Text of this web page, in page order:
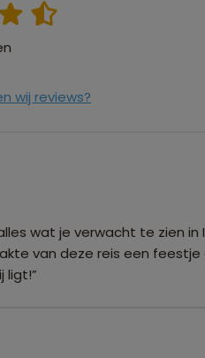
wij reviews?
wat je verwacht te zien
van deze reis een
ligt!”